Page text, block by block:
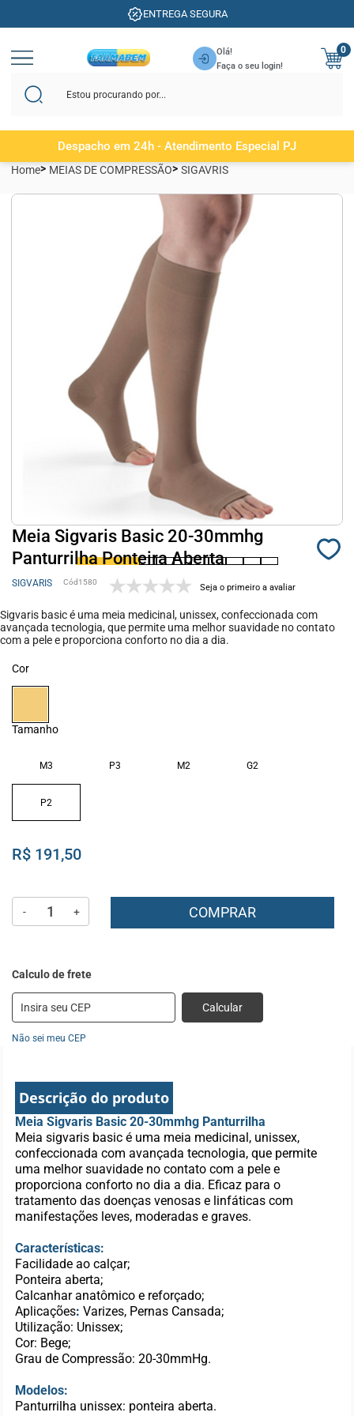
ENTREGA SEGURA
Olá!
Faça o seu login!
0
Despacho em 24h - Atendimento Especial PJ
Home MEIAS DE COMPRESSÃO SIGAVRIS
Meia Sigvaris Basic 20-30mmhg
Panturrilha Ponteira Aberta
SIGVARIS 1580 Seja o primeiro a avaliar
Sigvaris basic é uma meia medicinal, unissex, confeccionada com
avançada tecnologia, que permite uma melhor suavidade no contato
com a pele e proporciona conforto no dia a dia.
Cor
Tamanho
M3 P3 M2 G2
P2
R$ 191,50
- + COMPRAR
Calcular
Não sei meu CEP
Descrição do produto
Meia Sigvaris Basic 20-30mmhg Panturrilha
Meia sigvaris basic é uma meia medicinal, unissex,
confeccionada com avançada tecnologia, que permite
uma melhor suavidade no contato com a pele e
proporciona conforto no dia a dia. Eficaz para o
tratamento das doenças venosas e linfáticas com
manifestações leves, moderadas e graves.
Características:
Facilidade ao calçar;
Ponteira aberta;
Calcanhar anatômico e reforçado;
Aplicações:Varizes, Pernas Cansada;
Utilização: Unissex;
Cor: Bege;
Grau de Compressão: 20-30mmHg.
Modelos:
Panturrilha unissex: ponteira aberta.